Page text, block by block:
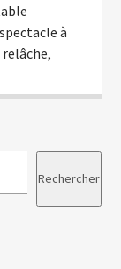
à
Rechercher